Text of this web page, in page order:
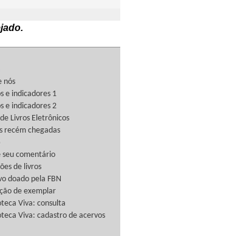
nós
e indicadores 1
e indicadores 2
Livros Eletrônicos
recém chegadas
comentário
de livros
doado pela FBN
de exemplar
Viva: consulta
Viva: cadastro de acervos